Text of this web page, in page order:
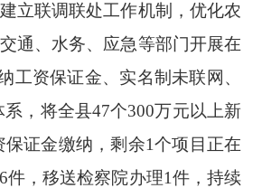
立联调联处工作机制，优化农
通、水务、应急等部门开展在
工资保证金、实名制未联网、
，将全县47个300万元以上新
证金缴纳，剩余1个项目正在
，移送检察院办理1件，持续